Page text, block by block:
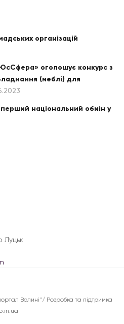
організацій
оголошує конкурс з
(меблі) для
національний обмін у
Луцьк
Волині"/ Розробка та підтримка